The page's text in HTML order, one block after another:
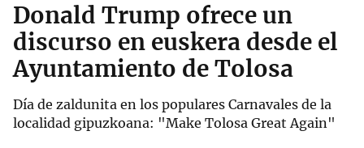
Donald Trump ofrece un
discurso en euskera desde el
Ayuntamiento de Tolosa
Día de zaldunita en los populares Carnavales de la
localidad gipuzkoana: "Make Tolosa Great Again"